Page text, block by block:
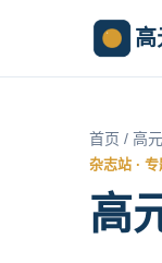
高
首页 / 高
杂志站 ·
高